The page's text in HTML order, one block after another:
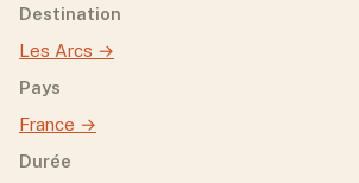
Destination
Les Arcs →
Pays
France →
Durée